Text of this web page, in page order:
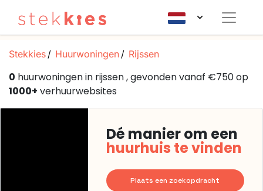
Stekkies Huurwoningen Rijssen
0 huurwoningen in rijssen , gevonden vanaf €750 op
1000+ verhuurwebsites
Dé manier om een
huurhuis te vinden
Plaats een zoekopdracht